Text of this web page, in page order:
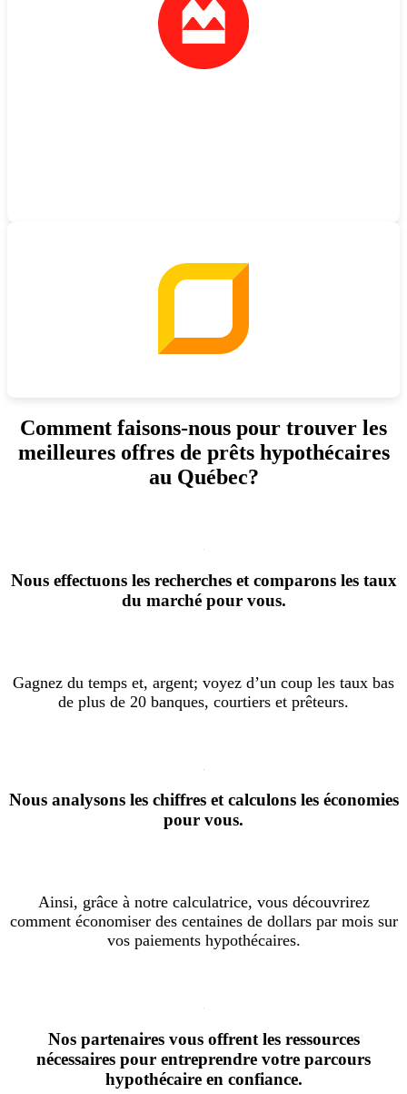
Comment faisons-nous pour trouver les
meilleures offres de prêts hypothécaires
au Québec?
Nous effectuons les recherches et comparons les taux
du marché pour vous.
Gagnez du temps et, argent; voyez d’un coup les taux bas
de plus de 20 banques, courtiers et prêteurs.
Nous analysons les chiffres et calculons les économies
pour vous.
Ainsi, grâce à notre calculatrice, vous découvrirez
comment économiser des centaines de dollars par mois sur
vos paiements hypothécaires.
Nos partenaires vous offrent les ressources
nécessaires pour entreprendre votre parcours
hypothécaire en confiance.